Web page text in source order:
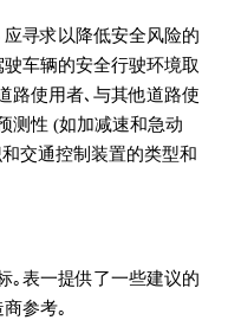
寻求以降低安全风险的
车辆的安全行驶环境取
路使用者､与其他道路使
测性 (如加减速和急动
交通控制装置的类型和
｡表一提供了一些建议的
参考｡